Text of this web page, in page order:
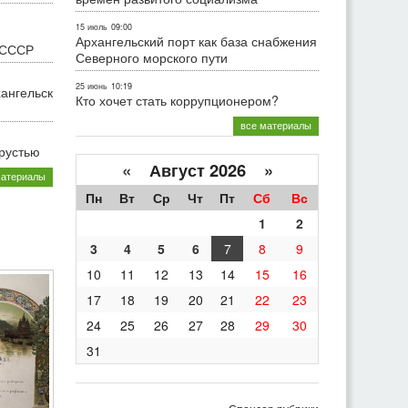
15 июль 09:00
Архангельский порт как база снабжения
Северного морского пути
25 июнь 10:19
Кто хочет стать коррупционером?
все материалы
« Август 2026 »
Пн Вт Ср Чт Пт Сб
Вс
1
2
3
4 5 6 7 8
9
10
11 12 13 14 15
16
17
18 19 20 21 22
23
24
25 26 27 28 29
30
31